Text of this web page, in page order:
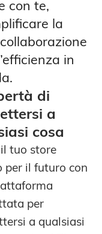
con te,
la
in
di
a
cosa
tuo store
per il futuro con
per
a qualsiasi